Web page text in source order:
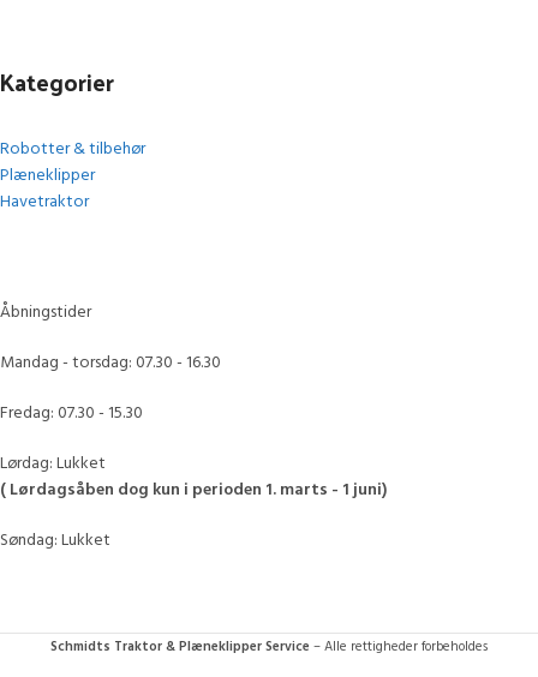
Kategorier
Robotter & tilbehør
Plæneklipper
Havetraktor
Åbningstider
Mandag - torsdag: 07.30 - 16.30
Fredag: 07.30 - 15.30
Lørdag: Lukket
( Lørdagsåben dog kun i perioden 1. marts - 1 juni)
Søndag: Lukket
Schmidts Traktor & Plæneklipper Service – Alle rettigheder forbeholdes